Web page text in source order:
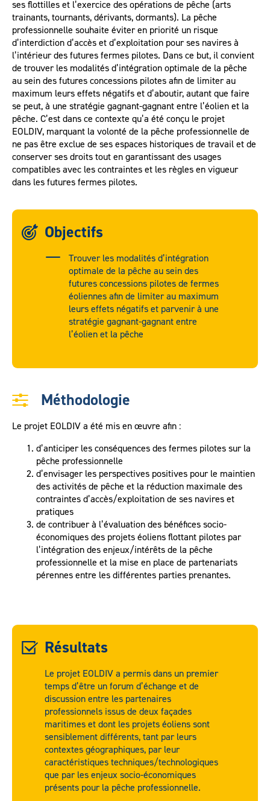
ses flottilles et l’exercice des opérations de pêche (arts
trainants, tournants, dérivants, dormants). La pêche
professionnelle souhaite éviter en priorité un risque
d’interdiction d’accès et d’exploitation pour ses navires à
l’intérieur des futures fermes pilotes. Dans ce but, il convient
de trouver les modalités d’intégration optimale de la pêche
au sein des futures concessions pilotes afin de limiter au
maximum leurs effets négatifs et d’aboutir, autant que faire
se peut, à une stratégie gagnant-gagnant entre l’éolien et la
pêche. C’est dans ce contexte qu’a été conçu le projet
EOLDIV, marquant la volonté de la pêche professionnelle de
ne pas être exclue de ses espaces historiques de travail et de
conserver ses droits tout en garantissant des usages
compatibles avec les contraintes et les règles en vigueur
dans les futures fermes pilotes.
Objectifs
Trouver les modalités d’intégration
optimale de la pêche au sein des
futures concessions pilotes de fermes
éoliennes afin de limiter au maximum
leurs effets négatifs et parvenir à une
stratégie gagnant-gagnant entre
l’éolien et la pêche
Méthodologie
Le projet EOLDIV a été mis en œuvre afin :
d’anticiper les conséquences des fermes pilotes sur la
pêche professionnelle
d’envisager les perspectives positives pour le maintien
des activités de pêche et la réduction maximale des
contraintes d’accès/exploitation de ses navires et
pratiques
de contribuer à l’évaluation des bénéfices socio-
économiques des projets éoliens flottant pilotes par
l’intégration des enjeux/intérêts de la pêche
professionnelle et la mise en place de partenariats
pérennes entre les différentes parties prenantes.
Résultats
Le projet EOLDIV a permis dans un premier
temps d’être un forum d’échange et de
discussion entre les partenaires
professionnels issus de deux façades
maritimes et dont les projets éoliens sont
sensiblement différents, tant par leurs
contextes géographiques, par leur
caractéristiques techniques/technologiques
que par les enjeux socio-économiques
présents pour la pêche professionnelle.